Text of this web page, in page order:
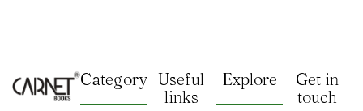
Category Useful
links
Explore
Get in
touch